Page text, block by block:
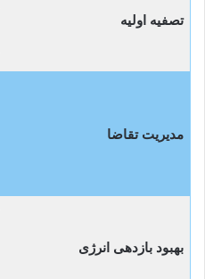
تصفیه اولیه
مدیریت تقاضا
بهبود بازدهی انرژی